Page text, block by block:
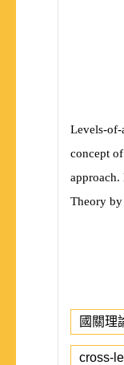
Levels-of-
concept
Theory
國關理
cross-